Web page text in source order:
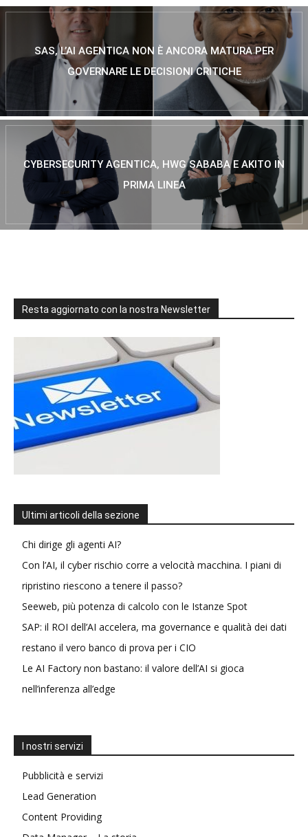
SAS, L’AI AGENTICA NON È ANCORA MATURA PER
GOVERNARE LE DECISIONI CRITICHE
CYBERSECURITY AGENTICA, HWG SABABA E AKITO IN
PRIMA LINEA
Resta aggiornato con la nostra Newsletter
Ultimi articoli della sezione
Chi dirige gli agenti AI?
Con l’AI, il cyber rischio corre a velocità macchina. I piani di
ripristino riescono a tenere il passo?
Seeweb, più potenza di calcolo con le Istanze Spot
SAP: il ROI dell’AI accelera, ma governance e qualità dei dati
restano il vero banco di prova per i CIO
Le AI Factory non bastano: il valore dell’AI si gioca
nell’inferenza all’edge
I nostri servizi
Pubblicità e servizi
Lead Generation
Content Providing